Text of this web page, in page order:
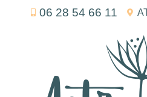
06 28 54 66 11